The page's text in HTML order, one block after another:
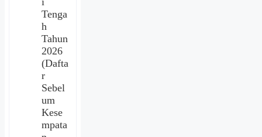
Tenga
h
Tahun
2026
(Dafta
r
Sebel
um
Kese
mpata